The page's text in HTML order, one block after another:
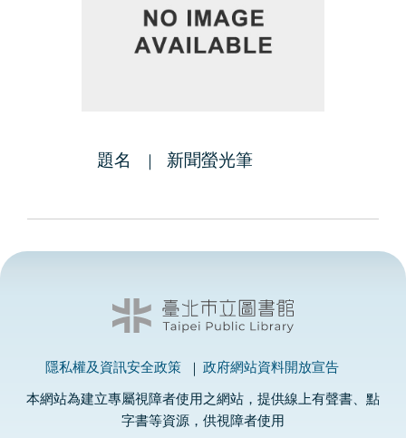
題名 新聞螢光筆
隱私權及資訊安全政策 政府網站資料開放宣告
本網站為建立專屬視障者使用之網站，提供線上有聲書、點
字書等資源，供視障者使用